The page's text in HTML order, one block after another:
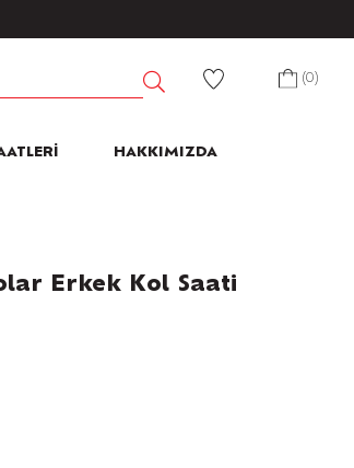
0
HAKKIMIZDA
Erkek Kol Saati